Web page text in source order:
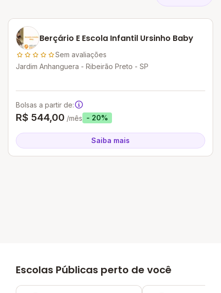
Berçário E Escola Infantil Ursinho Baby
Sem avaliações
Jardim Anhanguera - Ribeirão Preto - SP
Bolsas a partir de:
R$ 544,00 /mês - 20%
Saiba mais
Escolas Públicas perto de você